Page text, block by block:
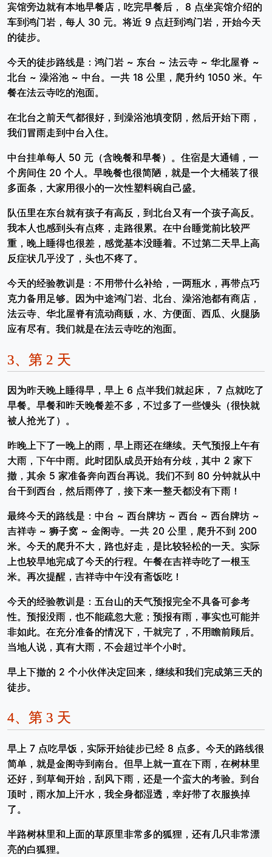
宾馆旁边就有本地早餐店，吃完早餐后， 8 点坐宾馆介绍的
车到鸿门岩，每人 30 元。将近 9 点赶到鸿门岩，开始今天
的徒步。
今天的徒步路线是：鸿门岩 ~ 东台 ~ 法云寺 ~ 华北屋脊 ~
北台 ~ 澡浴池 ~ 中台。一共 18 公里，爬升约 1050 米。午
餐在法云寺吃的泡面。
在北台之前天气都很好，到澡浴池填变阴，然后开始下雨，
我们冒雨走到中台入住。
中台挂单每人 50 元（含晚餐和早餐）。住宿是大通铺，一
个房间住 20 个人。早晚餐也很简陋，就是一个大桶装了很
多面条，大家用很小的一次性塑料碗自己盛。
队伍里在东台就有孩子有高反，到北台又有一个孩子高反。
我本人也感到头有点疼，走路很累。在中台睡觉前比较严
重，晚上睡得也很差，感觉基本没睡着。不过第二天早上高
反症状几乎没了，头也不疼了。
今天的经验教训是：不用带什么补给，一两瓶水，再带点巧
克力备用足够。因为中途鸿门岩、北台、澡浴池都有商店，
法云寺、华北屋脊有流动商贩，水、方便面、西瓜、火腿肠
应有尽有。我们就是在法云寺吃的泡面。
3、 第 2 天
因为昨天晚上睡得早，早上 6 点半我们就起床， 7 点就吃了
早餐。早餐和昨天晚餐差不多，不过多了一些馒头（很快就
被人抢光了）。
昨晚上下了一晚上的雨，早上雨还在继续。天气预报上午有
大雨，下午中雨。此时团队成员开始有分歧，其中 2 家下
撤，其余 5 家准备奔向西台再说。我们不到 80 分钟就从中
台干到西台，然后雨停了，接下来一整天都没有下雨！
最终今天的路线是：中台 ~ 西台牌坊 ~ 西台 ~ 西台牌坊 ~
吉祥寺 ~ 狮子窝 ~ 金阁寺。一共 20 公里，爬升不到 200
米。今天的爬升不大，路也好走，是比较轻松的一天。实际
上也较早地完成了今天的行程。午餐在吉祥寺吃了一根玉
米。再次提醒，吉祥寺中午没有斋饭吃！
今天的经验教训是：五台山的天气预报完全不具备可参考
性。预报没雨，也不能疏忽大意；预报有雨，事实也可能并
非如此。在充分准备的情况下，干就完了，不用瞻前顾后。
当地人说，真有大雨，不会超过半个小时。
早上下撤的 2 个小伙伴决定回来，继续和我们完成第三天的
徒步。
4、 第 3 天
早上 7 点吃早饭，实际开始徒步已经 8 点多。今天的路线很
简单，就是金阁寺到南台。但早上就一直在下雨，在树林里
还好，到草甸开始，刮风下雨，还是一个蛮大的考验。到台
顶时，雨水加上汗水，我全身都湿透，幸好带了衣服换掉
了。
半路树林里和上面的草原里非常多的狐狸，还有几只非常漂
亮的白狐狸。